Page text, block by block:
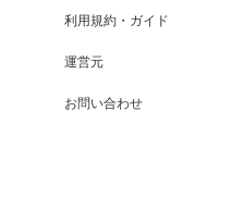
利用規約・ガイド
運営元
お問い合わせ